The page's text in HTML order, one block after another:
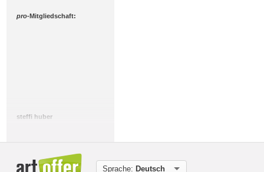
pro-Mitgliedschaft:
steffi huber
mehrheitlich: Gegenwartskunst
Sprache: Deutsch